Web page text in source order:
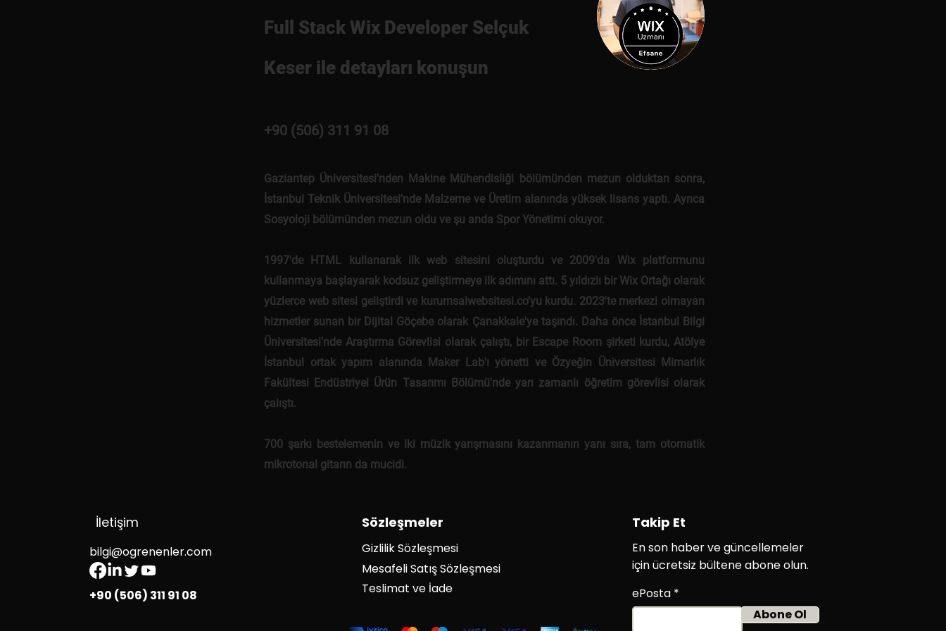
Full Stack Wix Developer Selçuk
Keser ile detayları konuşun
+90 (506) 311 91 08
Gaziantep Üniversitesi'nden Makine Mühendisliği bölümünden mezun olduktan sonra,
İstanbul Teknik Üniversitesi'nde Malzeme ve Üretim alanında yüksek lisans yaptı. Ayrıca
Sosyoloji bölümünden mezun oldu ve şu anda Spor Yönetimi okuyor.
1997'de HTML kullanarak ilk web sitesini oluşturdu ve 2009'da Wix platformunu
kullanmaya başlayarak kodsuz geliştirmeye ilk adımını attı. 5 yıldızlı bir Wix Ortağı olarak
yüzlerce web sitesi geliştirdi ve kurumsalwebsitesi.co'yu kurdu. 2023'te merkezi olmayan
hizmetler sunan bir Dijital Göçebe olarak Çanakkale'ye taşındı. Daha önce İstanbul Bilgi
Üniversitesi'nde Araştırma Görevlisi olarak çalıştı, bir Escape Room şirketi kurdu, Atölye
İstanbul ortak yapım alanında Maker Lab'ı yönetti ve Özyeğin Üniversitesi Mimarlık
Fakültesi Endüstriyel Ürün Tasarımı Bölümü'nde yarı zamanlı öğretim görevlisi olarak
çalıştı.
700 şarkı bestelemenin ve iki müzik yarışmasını kazanmanın yanı sıra, tam otomatik
mikrotonal gitarın da mucidi.
İletişim
bilgi@ogrenenler.com
+90 (506) 311 91 08
Sözleşmeler
Gizlilik Sözleşmesi
Mesafeli Satış Sözleşmesi
Teslimat ve İade
Takip Et
En son haber ve güncellemeler
için ücretsiz bültene abone olun.
ePosta
Abone Ol